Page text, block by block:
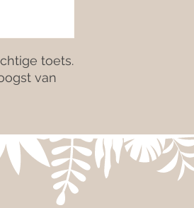
toets.
van